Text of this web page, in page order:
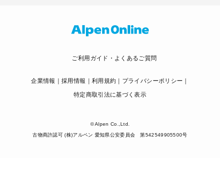
ご利用ガイド・よくあるご質問
企業情報 採用情報 利用規約
プライバシーポリシー
特定商取引法に基づく表示
© Alpen Co.,Ltd.
古物商許認可 (株)アルペン 愛知県公安委員会 第542549905500号